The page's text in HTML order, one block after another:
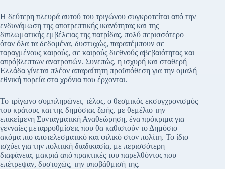
Η δεύτερη πλευρά αυτού του τριγώνου συγκροτείται από την
ενδυνάμωση της αποτρεπτικής ικανότητας και της
διπλωματικής εμβέλειας της πατρίδας, πολύ περισσότερο
όταν όλα τα δεδομένα, δυστυχώς, παραπέμπουν σε
ταραγμένους καιρούς, σε καιρούς διεθνούς αβεβαιότητας και
απρόβλεπτων ανατροπών. Συνεπώς, η ισχυρή και σταθερή
Ελλάδα γίνεται πλέον απαραίτητη προϋπόθεση για την ομαλή
εθνική πορεία στα χρόνια που έρχονται.
Το τρίγωνο συμπληρώνει, τέλος, ο θεσμικός εκσυγχρονισμός
του κράτους και της δημόσιας ζωής, με θεμέλιο την
επικείμενη Συνταγματική Αναθεώρηση, ένα πρόκριμα για
γενναίες μεταρρυθμίσεις που θα καθιστούν το Δημόσιο
ακόμα πιο αποτελεσματικό και φιλικό στον πολίτη. Το ίδιο
ισχύει για την πολιτική διαδικασία, με περισσότερη
διαφάνεια, μακριά από πρακτικές του παρελθόντος που
επέτρεψαν, δυστυχώς, την υποβάθμισή της.